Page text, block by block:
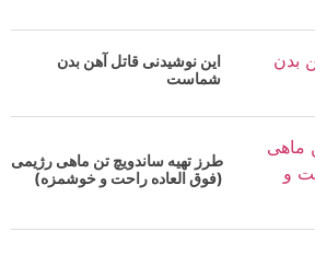
این نوشیدنی قاتل آهن بدن
شماست
طرز تهیه ساندویچ تن ماهی رژیمی
(فوق العاده راحت و خوشمزه)